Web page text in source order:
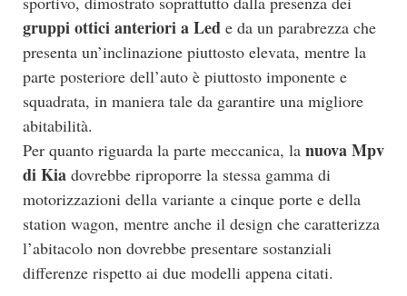
gruppi ottici anteriori a Led e da un parabrezza che
presenta un’inclinazione piuttosto elevata, mentre la
parte posteriore dell’auto è piuttosto imponente e
squadrata, in maniera tale da garantire una migliore
abitabilità.
Per quanto riguarda la parte meccanica, la nuova Mpv
di Kia dovrebbe riproporre la stessa gamma di
motorizzazioni della variante a cinque porte e della
station wagon, mentre anche il design che caratterizza
l’abitacolo non dovrebbe presentare sostanziali
differenze rispetto ai due modelli appena citati.